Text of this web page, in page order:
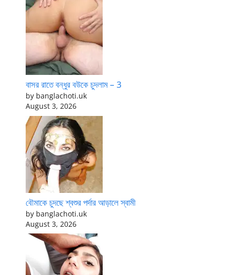
বাসর রাতে বন্ধুর বউকে চুদলাম – 3
by banglachoti.uk
August 3, 2026
বৌমাকে চুদছে শ্বশুর পর্দার আড়ালে স্বামী
by banglachoti.uk
August 3, 2026